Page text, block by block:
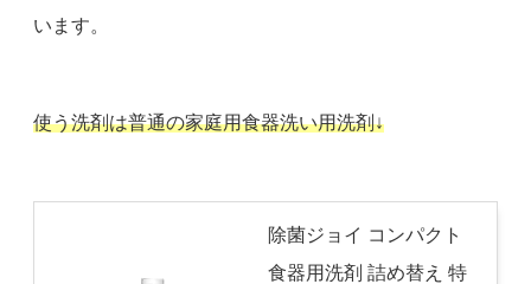
います。
使う洗剤は普通の家庭用食器洗い用洗剤↓
除菌ジョイ コンパクト
食器用洗剤 詰め替え 特